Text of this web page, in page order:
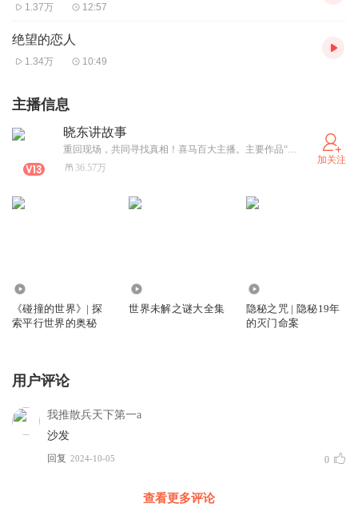
1.37万 12:57
绝望的恋人
1.34万 10:49
主播信息
晓东讲故事
重回现场，共同寻找真相！喜马百大主播。主要作品“大案纪实”、“历史探究”、“神秘事件”等，另有三人聊天播客节目《麦客说》；
36.57万
加关注
《碰撞的世界》| 探
索平行世界的奥秘
世界未解之谜大全集
隐秘之咒 | 隐秘19年
的灭门命案
用户评论
我推散兵天下第一a
沙发
回复 2024-10-05 0
查看更多评论